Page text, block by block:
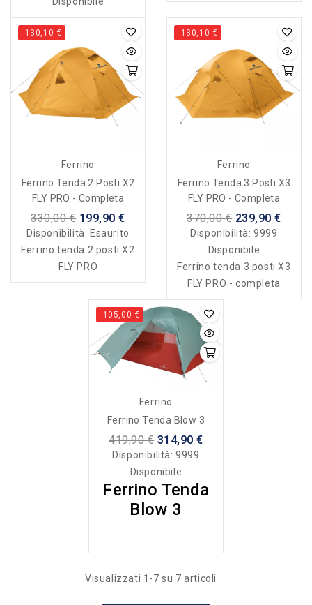
-130,10 €
Ferrino
Ferrino Tenda 2 Posti X2
FLY PRO - Completa
330,00 € 199,90 €
Disponibilità: Esaurito
Ferrino tenda 2 posti X2
FLY PRO
-130,10 €
Ferrino
Ferrino Tenda 3 Posti X3
FLY PRO - Completa
370,00 € 239,90 €
Disponibilità:9999
Disponibile
Ferrino tenda 3 posti X3
FLY PRO - completa
-105,00 €
Ferrino
Ferrino Tenda Blow 3
419,90 € 314,90 €
Disponibilità:9999
Disponibile
Ferrino Tenda
Blow 3
Visualizzati 1-7 su 7 articoli